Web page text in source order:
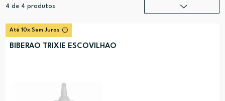
4 de 4 produtos
Até 10x Sem Juros
BIBERAO TRIXIE ESCOVILHAO